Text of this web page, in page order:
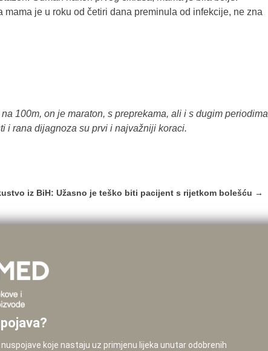
je u roku od četiri dana preminula od infekcije, ne zna
100m, on je maraton, s preprekama, ali i s dugim periodima
i rana dijagnoza su prvi i najvažniji koraci.
iz BiH: Užasno je teško biti pacijent s rijetkom bolešću →
koje nastaju uz primjenu lijeka unutar odobrenih